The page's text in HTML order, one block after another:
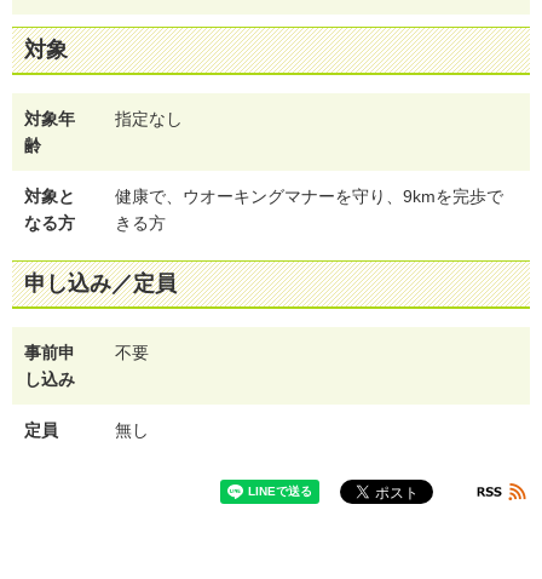
対象
対象年
齢
指定なし
対象と
なる方
健康で、ウオーキングマナーを守り、9kmを完歩で
きる方
申し込み／定員
事前申
し込み
不要
定員 無し